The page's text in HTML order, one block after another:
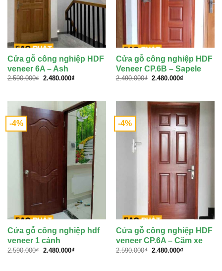
Cửa gỗ công nghiệp HDF
veneer 6A – Ash
2.590.000₫ Giá
2.480.000₫Giá
2.480.000₫.
Cửa gỗ công nghiệp HDF
Veneer CP.6B – Sapele
2.490.000₫ Giá
2.480.000₫Giá
2.480.000₫.
-4%
Cửa gỗ công nghiệp hdf
veneer 1 cánh
2.590.000₫ Giá
2.480.000₫Giá
-4%
Cửa gỗ công nghiệp HDF
veneer CP.6A – Căm xe
2.590.000₫ Giá
2.480.000₫Giá